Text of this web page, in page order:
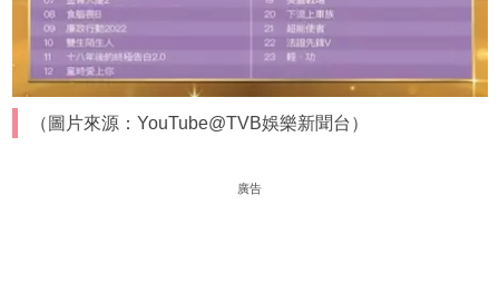
（圖片來源：YouTube@TVB娛樂新聞台）
廣告